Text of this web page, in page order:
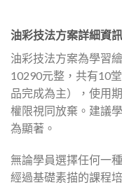
油彩技法方案詳細資訊
油彩技法方案為學習
10290元整，共有10
品完成為主），使用
權限視同放棄。建議
為顯著。
無論學員選擇任何一
經過基礎素描的課程